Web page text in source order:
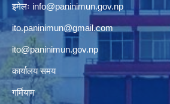
इमेलः info@paninimun.gov.np
ito.paninimun@gmail.com
ito@paninimun.gov.np
कार्यालय समय
गर्मियाम